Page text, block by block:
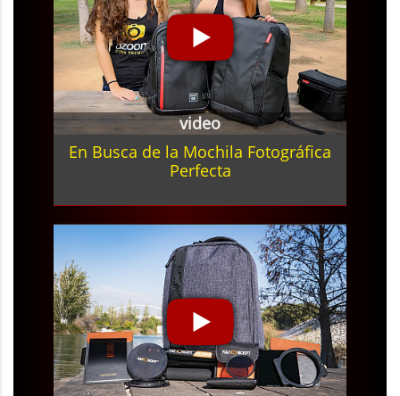
video
En Busca de la Mochila Fotográfica
Perfecta